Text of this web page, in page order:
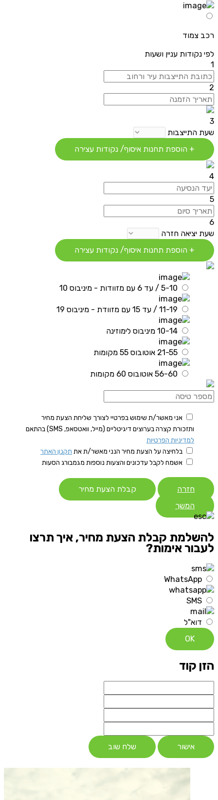
רכב צמוד
לפי נקודות עניין ושעות
1
2
3
שעת התייצבות
+ הוספת תחנות איסוף/ נקודות עצירה
4
5
6
שעת יציאה חזרה
+ הוספת תחנות איסוף/ נקודות עצירה
5-10 / עד 6 עם מזוודות - מיניבוס 10
11-19 / עד 15 עם מזוודת - מיניבוס 19
10-14 מיניבוס לימוזינה
21-55 אוטובוס 55 מקומות
56-60 אוטובוס 60 מקומות
אני מאשר/ת שימוש בפרטיי לצורך שליחת הצעת מחיר
ותזכורת קצרה בערוצים דיגיטליים (מייל, וואטסאפ, SMS) בהתאם
למדיניות הפרטיות
בלחיצה על הצעת מחיר הנני מאשר/ת את תקנון האתר
אשמח לקבל עדכונים והצעות נוספות מגמבורג הסעות
חזרה
קבלת הצעת מחיר
המשך
להשלמת קבלת הצעת מחיר, איך תרצו
לעבור אימות?
WhatsApp
SMS
דוא"ל
OK
הזן קוד
אישור שלח שוב